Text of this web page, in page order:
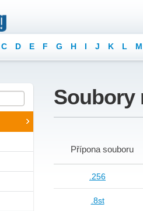
C D E F G H I J K L M
Soubory
Přípona souboru
.256
.8st